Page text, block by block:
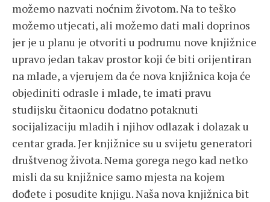
možemo nazvati noćnim životom. Na to teško
možemo utjecati, ali možemo dati mali doprinos
jer je u planu je otvoriti u podrumu nove knjižnice
upravo jedan takav prostor koji će biti orijentiran
na mlade, a vjerujem da će nova knjižnica koja će
objediniti odrasle i mlade, te imati pravu
studijsku čitaonicu dodatno potaknuti
socijalizaciju mladih i njihov odlazak i dolazak u
centar grada. Jer knjižnice su u svijetu generatori
društvenog života. Nema gorega nego kad netko
misli da su knjižnice samo mjesta na kojem
dođete i posudite knjigu. Naša nova knjižnica bit